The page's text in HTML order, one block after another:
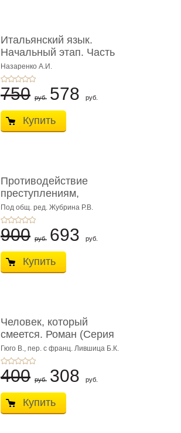
Итальянский язык.
Начальный этап. Часть
2. Учеб� ...
Назаренко А.И.
750 руб. 578 руб.
Купить
Противодействие
преступлениям,
совершаемым с ...
Под общ. ред. Жубрина Р.В.
900 руб. 693 руб.
Купить
Человек, который
смеется. Роман (Серия
«Роман с ...
Гюго В., пер. с франц. Лившица Б.К.
400 руб. 308 руб.
Купить